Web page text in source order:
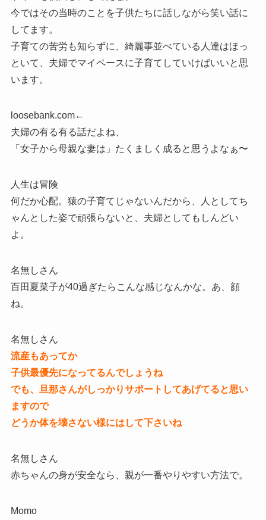
今ではその当時のことを子供たちに話しながら笑い話に
してます。
子育ての苦労も知らずに、綺麗事並べている人達はほっ
といて、夫婦でマイペースに子育てしていけばいいと思
います。
loosebank.com←
夫婦の有る有る話だよね、
「女子から母親な妻は」たくましく成ると思うよなぁ〜
人生は冒険
何だか心配。猿の子育てじゃないんだから、人としてち
ゃんとした姿で頑張らないと、夫婦としてもしんどい
よ。
名無しさん
百田夏菜子が40過ぎたらこんな感じなんかな。あ、顔
ね。
名無しさん
流産もあってか
子供最優先になってるんでしょうね
でも、旦那さんがしっかりサポートしてあげてると思い
ますので
どうか体を壊さない様にはして下さいね
名無しさん
赤ちゃんの身が安全なら、親が一番やりやすい方法で。
Momo